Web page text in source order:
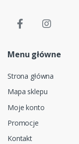
Menu główne
Strona główna
Mapa sklepu
Moje konto
Promocje
Kontakt